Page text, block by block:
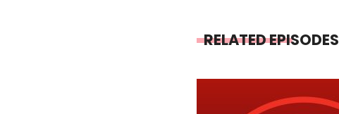
RELATED EPISODES